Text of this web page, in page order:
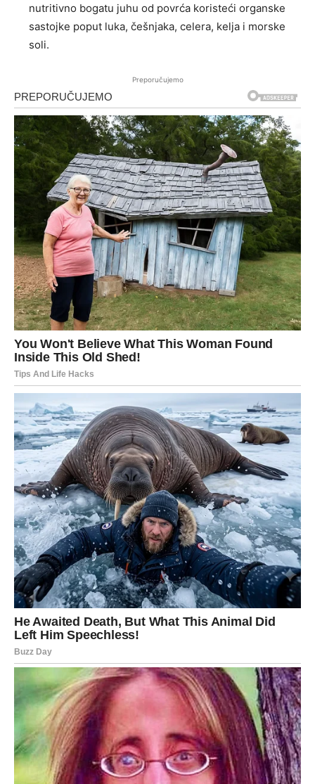
nutritivno bogatu juhu od povrća koristeći organske
sastojke poput luka, češnjaka, celera, kelja i morske
soli.
Preporučujemo